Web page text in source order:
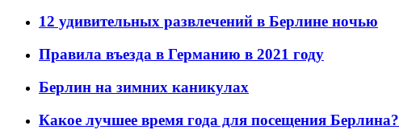
12 удивительных развлечений в Берлине ночью
Правила въезда в Германию в 2021 году
Берлин на зимних каникулах
Какое лучшее время года для посещения Берлина?